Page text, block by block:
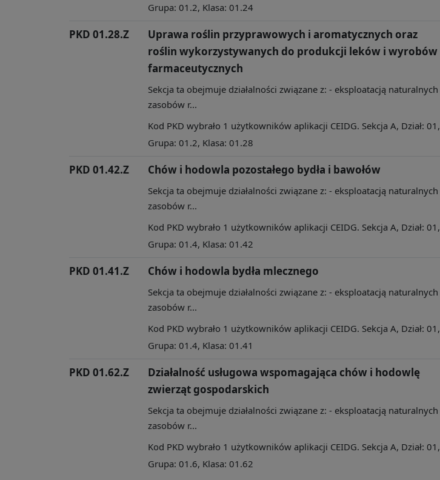
Grupa: 01.2, Klasa: 01.24
PKD 01.28.Z
Uprawa roślin przyprawowych i aromatycznych oraz
roślin wykorzystywanych do produkcji leków i wyrobów
farmaceutycznych
Sekcja ta obejmuje działalności związane z: - eksploatacją naturalnych
zasobów r...
Kod PKD wybrało 1 użytkowników aplikacji CEIDG. Sekcja A, Dział: 01,
Grupa: 01.2, Klasa: 01.28
PKD 01.42.Z Chów i hodowla pozostałego bydła i bawołów
Sekcja ta obejmuje działalności związane z: - eksploatacją naturalnych
zasobów r...
Kod PKD wybrało 1 użytkowników aplikacji CEIDG. Sekcja A, Dział: 01,
Grupa: 01.4, Klasa: 01.42
PKD 01.41.Z Chów i hodowla bydła mlecznego
Sekcja ta obejmuje działalności związane z: - eksploatacją naturalnych
zasobów r...
Kod PKD wybrało 1 użytkowników aplikacji CEIDG. Sekcja A, Dział: 01,
Grupa: 01.4, Klasa: 01.41
PKD 01.62.Z
Działalność usługowa wspomagająca chów i hodowlę
zwierząt gospodarskich
Sekcja ta obejmuje działalności związane z: - eksploatacją naturalnych
zasobów r...
Kod PKD wybrało 1 użytkowników aplikacji CEIDG. Sekcja A, Dział: 01,
Grupa: 01.6, Klasa: 01.62